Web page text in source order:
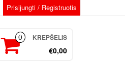
Prisijungti / Registruotis
0 KREPŠELIS
€0,00